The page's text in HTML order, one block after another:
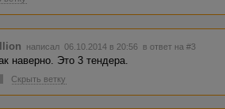
написал 06.10.2014 в 20:56 в ответ на #3
наверно. Это 3 тендера.
Скрыть ветку